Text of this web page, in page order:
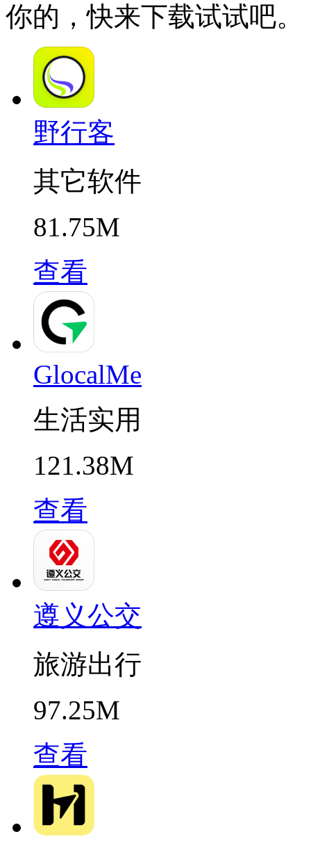
你的，快来下载试试吧。
野行客
其它软件
81.75M
查看
GlocalMe
生活实用
121.38M
查看
遵义公交
旅游出行
97.25M
查看